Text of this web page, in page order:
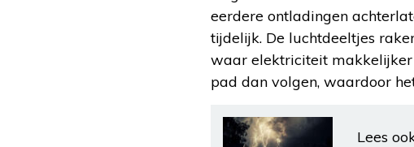
eerdere ontladingen
tijdelijk. De luchtdeeltjes
waar elektriciteit makkelijker
pad dan volgen, waardoor
Lees